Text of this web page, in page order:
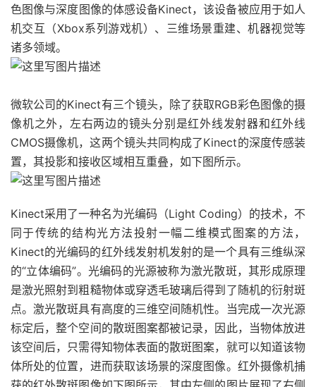
色图像与深度图像的体感设备Kinect，该设备被应用于如人
机交互（Xbox系列游戏机）、三维场景重建、机器视觉等
诸多领域。
微软公司的Kinect有三个镜头，除了获取RGB彩色图像的摄
像机之外，左右两边的镜头分别是红外线发射器和红外线
CMOS摄像机，这两个镜头共同构成了Kinect的深度传感装
置，其投影和接收区域相互重叠，如下图所示。
Kinect采用了一种名为光编码（Light Coding）的技术，不
同于传统的结构光方法投射一幅二维模式图案的方法，
Kinect的光编码的红外线发射机发射的是一个具有三维纵深
的“立体编码”。光编码的光源被称为激光散斑，其形成原理
是激光照射到粗糙物体或穿透毛玻璃后得到了随机的衍射斑
点。激光散斑具有高度的三维空间随机性。当完成一次光源
标定后，整个空间的散斑图案都被记录，因此，当物体放进
该空间后，只需得知物体表面的散斑图案，就可以知道该物
体所处的位置，进而获取该场景的深度图像。红外摄像机捕